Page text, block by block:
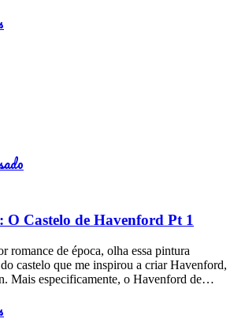
Castelo de Havenford Pt 1
romance de época, olha essa pintura
castelo que me inspirou a criar Havenford,
Mais especificamente, o Havenford de…